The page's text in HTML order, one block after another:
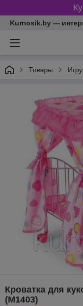
Kurnosik.by —
Товары
Кроватка для
(М1403)